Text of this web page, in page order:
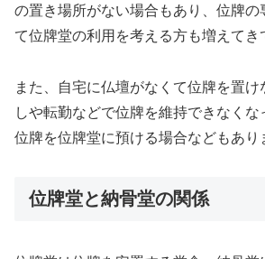
の置き場所がない場合もあり、位牌の
て位牌堂の利用を考える方も増えてき
また、自宅に仏壇がなくて位牌を置
しや転勤などで位牌を維持できなくな
位牌を位牌堂に預ける場合などもあり
位牌堂と納骨堂の関係